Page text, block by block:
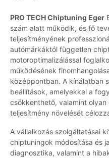
PRO TECH Chiptuning Eger
szám alatt működik, és fő
teljesítményének
autómárkáktól független
motoroptimalizálással
működésének
középpontban. A kínálatban
beállítások, amelyekkel a
csökkenthető, valamint olyan
teljesítmény növelését
A vállalkozás szolgáltatásai
chiptuningok módosítása és
diagnosztika, valamint a